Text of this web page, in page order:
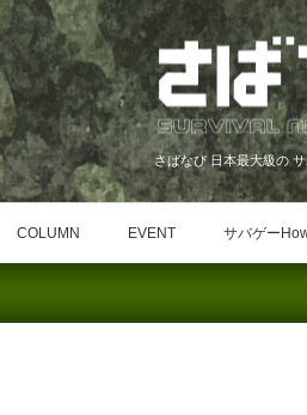
さばなび 日本最大級の
COLUMN EVENT サバゲー